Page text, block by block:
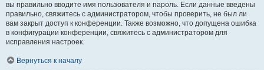
вы правильно вводите имя пользователя и пароль. Если данные введены
правильно, свяжитесь с администратором, чтобы проверить, не был ли
вам закрыт доступ к конференции. Также возможно, что допущена ошибка
в конфигурации конференции, свяжитесь с администратором для
исправления настроек.
Вернуться к началу